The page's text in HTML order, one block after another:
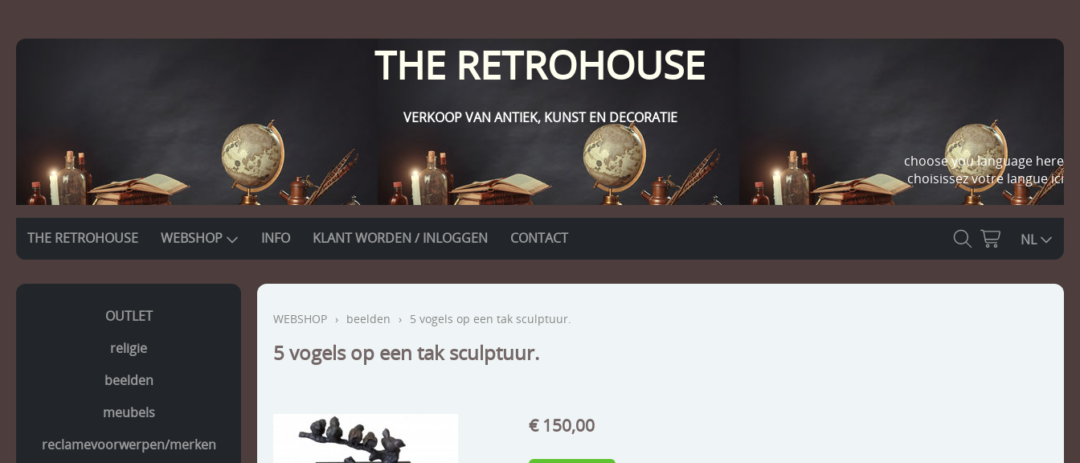
THE RETROHOUSE
VERKOOP VAN ANTIEK, KUNST EN DECORATIE
choose you language here
choisissez votre langue ici
THE RETROHOUSE WEBSHOP INFO KLANT WORDEN / INLOGGEN CONTACT NL
OUTLET
religie
beelden
meubels
reclamevoorwerpen/merken
WEBSHOP › beelden › 5 vogels op een tak sculptuur.
5 vogels op een tak sculptuur.
€ 150,00